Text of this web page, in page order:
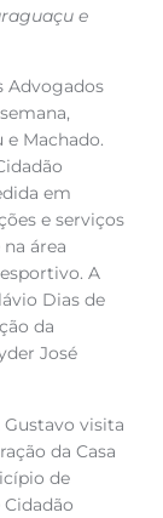
e
Advogados
Machado.
em
e serviços
área
A
Dias de
da
José
Gustavo visita
da Casa
de